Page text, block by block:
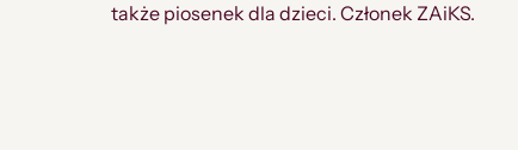
także piosenek dla dzieci. Członek ZAiKS.